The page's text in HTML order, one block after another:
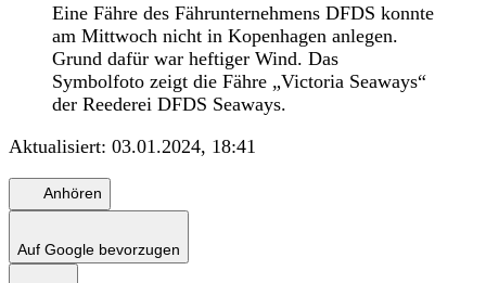
Eine Fähre des Fährunternehmens DFDS konnte
am Mittwoch nicht in Kopenhagen anlegen.
Grund dafür war heftiger Wind. Das
Symbolfoto zeigt die Fähre „Victoria Seaways“
der Reederei DFDS Seaways.
Aktualisiert: 03.01.2024, 18:41
Anhören
Auf Google bevorzugen